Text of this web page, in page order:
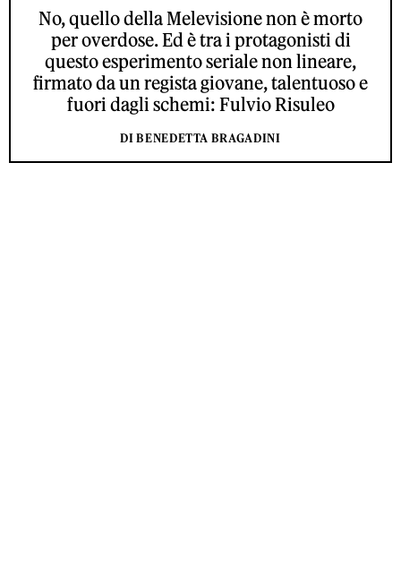
No, quello della Melevisione non è morto
per overdose. Ed è tra i protagonisti di
questo esperimento seriale non lineare,
firmato da un regista giovane, talentuoso e
fuori dagli schemi: Fulvio Risuleo
DI BENEDETTA BRAGADINI